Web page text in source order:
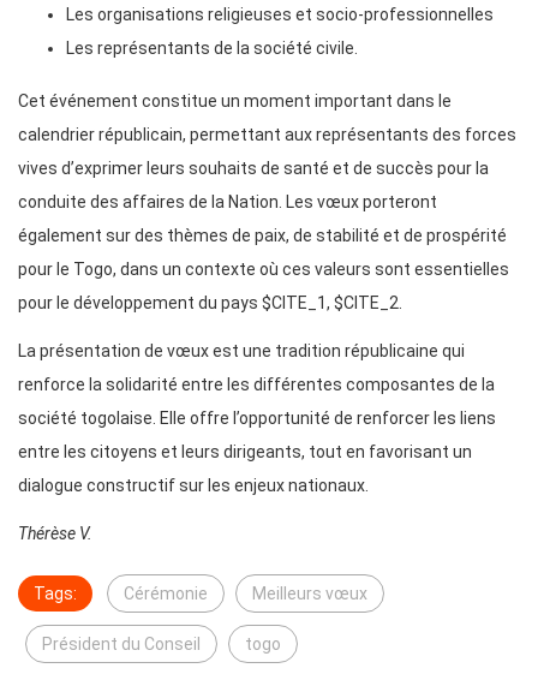
Les organisations religieuses et socio-professionnelles
Les représentants de la société civile.
Cet événement constitue un moment important dans le
calendrier républicain, permettant aux représentants des forces
vives d’exprimer leurs souhaits de santé et de succès pour la
conduite des affaires de la Nation. Les vœux porteront
également sur des thèmes de paix, de stabilité et de prospérité
pour le Togo, dans un contexte où ces valeurs sont essentielles
pour le développement du pays $CITE_1, $CITE_2.
La présentation de vœux est une tradition républicaine qui
renforce la solidarité entre les différentes composantes de la
société togolaise. Elle offre l’opportunité de renforcer les liens
entre les citoyens et leurs dirigeants, tout en favorisant un
dialogue constructif sur les enjeux nationaux.
Thérèse V.
Tags: Cérémonie Meilleurs vœux
Président du Conseil togo